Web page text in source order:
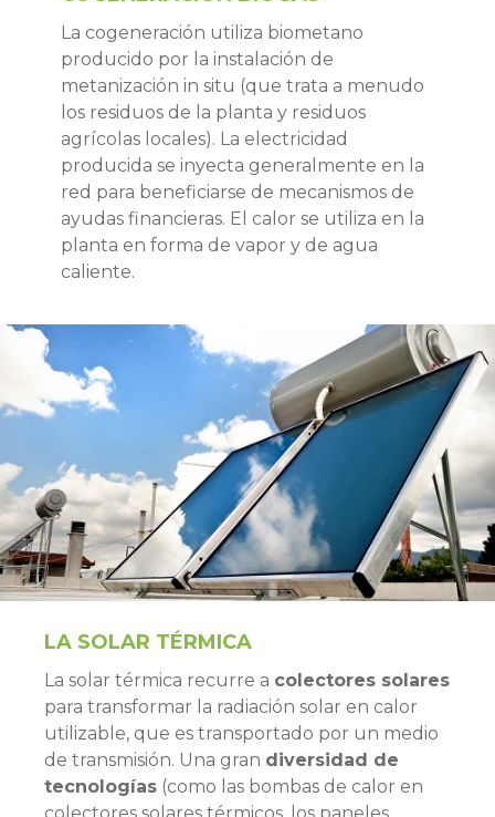
La cogeneración utiliza biometano
producido por la instalación de
metanización in situ (que trata a menudo
los residuos de la planta y residuos
agrícolas locales). La electricidad
producida se inyecta generalmente en la
red para beneficiarse de mecanismos de
ayudas financieras. El calor se utiliza en la
planta en forma de vapor y de agua
caliente.
LA SOLAR TÉRMICA
La solar térmica recurre a colectores solares
para transformar la radiación solar en calor
utilizable, que es transportado por un medio
de transmisión. Una gran diversidad de
tecnologías (como las bombas de calor en
colectores solares térmicos, los paneles